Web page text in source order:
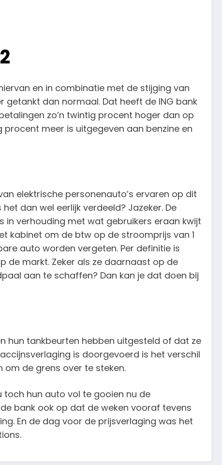
en in combinatie met de stijging van
dan normaal. Dat heeft de ING bank
zo’n twintig procent hoger dan op
meer is uitgegeven aan benzine en
elektrische personenauto’s ervaren op dit
dan wel eerlijk verdeeld? Jazeker. De
in verhouding met wat gebruikers eraan kwijt
kabinet om de btw op de stroomprijs van 1
auto worden vergeten. Per definitie is
de markt. Zeker als ze daarnaast op de
aan te schaffen? Dan kan je dat doen bij
hun tankbeurten hebben uitgesteld of dat ze
is doorgevoerd is het verschil
de grens over te steken.
toch hun auto vol te gooien nu de
bank ook op dat de weken vooraf tevens
En de dag voor de prijsverlaging was het